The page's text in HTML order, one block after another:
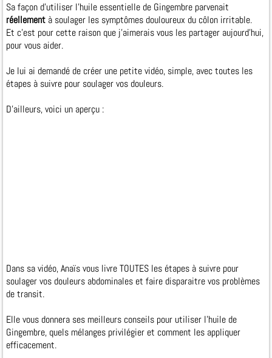
Sa façon d’utiliser l’huile essentielle de Gingembre parvenait
réellement à soulager les symptômes douloureux du côlon irritable.
Et c’est pour cette raison que j’aimerais vous les partager aujourd’hui,
pour vous aider.
Je lui ai demandé de créer une petite vidéo, simple, avec toutes les
étapes à suivre pour soulager vos douleurs.
D’ailleurs, voici un aperçu :
Dans sa vidéo, Anaïs vous livre TOUTES les étapes à suivre pour
soulager vos douleurs abdominales et faire disparaitre vos problèmes
de transit.
Elle vous donnera ses meilleurs conseils pour utiliser l’huile de
Gingembre, quels mélanges privilégier et comment les appliquer
efficacement.